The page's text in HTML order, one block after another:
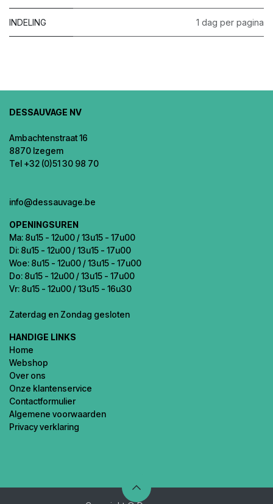
INDELING 1 dag per pagina
DESSAUVAGE NV
Ambachtenstraat 16
8870 Izegem
Tel +32 (0)51 30 98 70
info@dessauvage.be
OPENINGSUREN
Ma: 8u15 - 12u00 / 13u15 - 17u00
Di: 8u15 - 12u00 / 13u15 - 17u00
Woe: 8u15 - 12u00 / 13u15 - 17u00
Do: 8u15 - 12u00 / 13u15 - 17u00
Vr: 8u15 - 12u00 / 13u15 - 16u30
Zaterdag en Zondag gesloten
HANDIGE LINKS
Home
Webshop
Over ons
Onze klantenservice
Contactformulier
Algemene voorwaarden
Privacy verklaring